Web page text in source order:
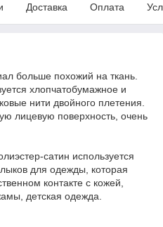
Доставка Оплата
больше похожий на ткань.
хлопчатобумажное и
нити двойного плетения.
лицевую поверхность, очень
сатин используется
для одежды, которая
контакте с кожей,
детская одежда.